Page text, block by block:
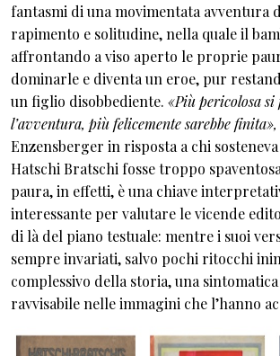
fantasmi di una movimentata avventura
rapimento e solitudine, nella quale il
affrontando a viso aperto le proprie
dominarle e diventa un eroe, pur
un figlio disobbediente. «Più pericolosa si
l’avventura, più felicemente sarebbe finita»,
Enzensberger in risposta a chi
Hatschi Bratschi fosse troppo
paura, in effetti, è una chiave
interessante per valutare le vicende
di là del piano testuale: mentre i suoi
sempre invariati, salvo pochi ritocchi
complessivo della storia, una
ravvisabile nelle immagini che l’hanno